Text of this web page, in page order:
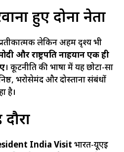
हुए दोनों नेता
लेकिन अहम दृश्य भी
और राष्ट्रपति नाहयान एक ही
। कूटनीति की भाषा में यह छोटा-सा
भरोसेमंद और दोस्ताना संबंधों
है।
India Visit भारत-यूएई